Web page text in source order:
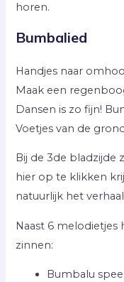
horen.
Bumbalied
Handjes naar
Maak een
Dansen is zo fijn!
Voetjes van de
Bij de 3de bladzijde
hier op te klikken
natuurlijk het
Naast 6
zinnen:
Bumbalu